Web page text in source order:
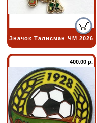
Значок Талисман ЧМ 2026
400.00 р.